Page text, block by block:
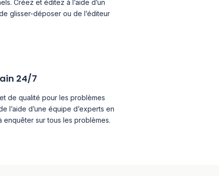
Créez et éditez à l’aide d’un
glisser-déposer ou de l’éditeur
24/7
de qualité pour les problèmes
l’aide d’une équipe d’experts en
enquêter sur tous les problèmes.